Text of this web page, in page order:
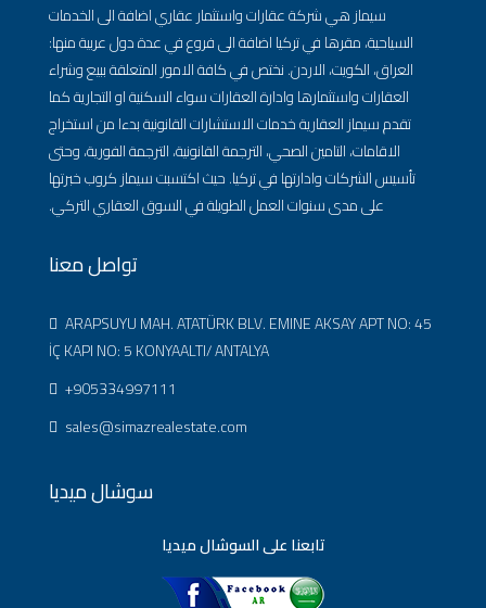
سيماز هي شركة عقارات واستثمار عقاري اضافة الى الخدمات
السياحية، مقرها في تركيا اضافة الى فروع في عدة دول عربية منها:
العراق، الكويت، الاردن. نختص في كافة الامور المتعلقة ببيع وشراء
العقارات واستثمارها وادارة العقارات سواء السكنية او التجارية كما
تقدم سيماز العقارية خدمات الاستشارات القانونية بدءا من استخراج
الاقامات، التامين الصحي، الترجمة القانونية، الترجمة الفورية، وحتى
تأسيس الشركات وادارتها في تركيا. حيث اكتسبت سيماز كروب خبرتها
على مدى سنوات العمل الطويلة في السوق العقاري التركي.
تواصل معنا
ARAPSUYU MAH. ATATÜRK BLV. EMINE AKSAY APT NO: 45
İÇ KAPI NO: 5 KONYAALTI/ ANTALYA
+905334997111
sales@simazrealestate.com
سوشال ميديا
تابعنا على السوشال ميديا